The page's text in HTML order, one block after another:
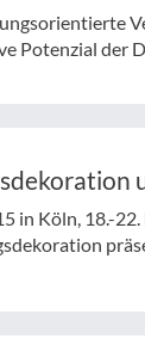
Potenzial der
in Köln, 18.-